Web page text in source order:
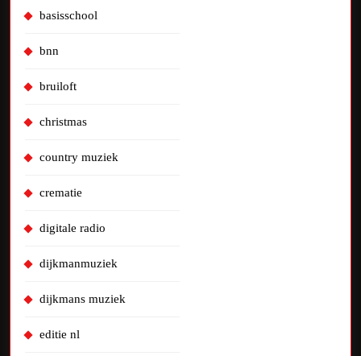
basisschool
bnn
bruiloft
christmas
country muziek
crematie
digitale radio
dijkmanmuziek
dijkmans muziek
editie nl